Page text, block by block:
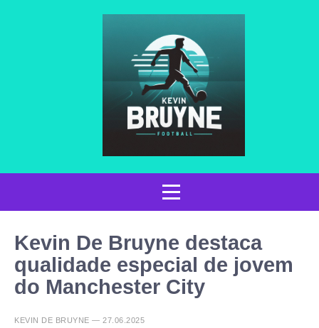
Kevin De Bruyne destaca
qualidade especial de jovem
do Manchester City
KEVIN DE BRUYNE — 27.06.2025